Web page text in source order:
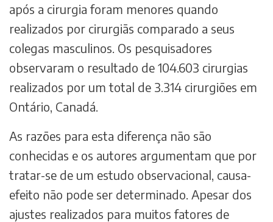
após a cirurgia foram menores quando
realizados por cirurgiãs comparado a seus
colegas masculinos. Os pesquisadores
observaram o resultado de 104.603 cirurgias
realizados por um total de 3.314 cirurgiões em
Ontário, Canadá.
As razões para esta diferença não são
conhecidas e os autores argumentam que por
tratar-se de um estudo observacional, causa-
efeito não pode ser determinado. Apesar dos
ajustes realizados para muitos fatores de